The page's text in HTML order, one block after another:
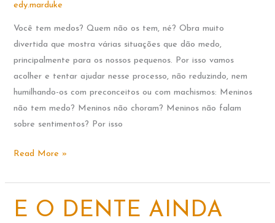
edy.marduke
Você tem medos? Quem não os tem, né? Obra muito
divertida que mostra várias situações que dão medo,
principalmente para os nossos pequenos. Por isso vamos
acolher e tentar ajudar nesse processo, não reduzindo, nem
humilhando-os com preconceitos ou com machismos: Meninos
não tem medo? Meninos não choram? Meninos não falam
sobre sentimentos? Por isso
EU
TENHO
MEDO
Read More »
E O DENTE AINDA